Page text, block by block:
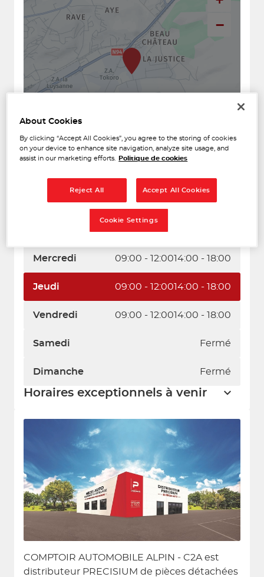
Horaires d'ouverture
Lundi 09:00 - 12:0014:00 - 18:00
09:00 - 12:00
Mercredi 09:00 - 12:0014:00 - 18:00
Jeudi 09:00 - 12:0014:00 - 18:00
Vendredi 09:00 - 12:0014:00 - 18:00
Samedi Fermé
Dimanche Fermé
Horaires exceptionnels à venir
−
Naviguer Itinéraire
COMPTOIR AUTOMOBILE ALPIN - C2A est
distributeur PRECISIUM de pièces détachées
About Cookies
By clicking “Accept All Cookies”, you agree to the storing of cookies
on your device to enhance site navigation, analyze site usage, and
assist in our marketing efforts.
Politique de cookies
Reject All Accept All Cookies
Cookie Settings